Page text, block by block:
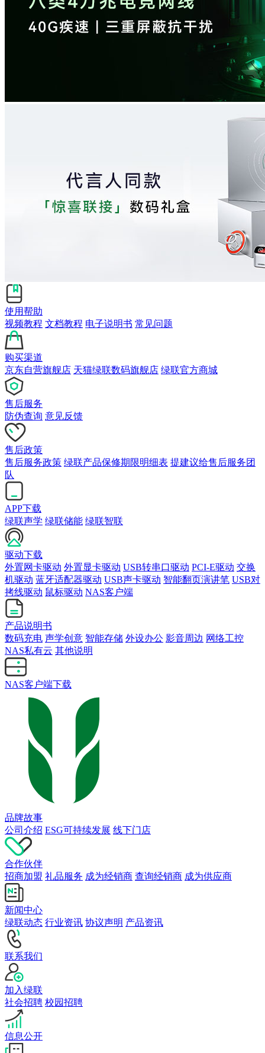
使用帮助
视频教程 文档教程 电子说明书 常见问题
购买渠道
京东自营旗舰店 天猫绿联数码旗舰店 绿联官方商城
售后服务
防伪查询 意见反馈
售后政策
售后服务政策 绿联产品保修期限明细表 提建议给售后服务团
队
APP下载
绿联声学 绿联储能 绿联智联
驱动下载
外置网卡驱动 外置显卡驱动 USB转串口驱动 PCI-E驱动 交换
机驱动 蓝牙适配器驱动 USB声卡驱动 智能翻页演讲笔 USB对
拷线驱动 鼠标驱动 NAS客户端
产品说明书
数码充电 声学创意 智能存储 外设办公 影音周边 网络工控
NAS私有云 其他说明
NAS客户端下载
品牌故事
公司介绍 ESG可持续发展 线下门店
合作伙伴
招商加盟 礼品服务 成为经销商 查询经销商 成为供应商
新闻中心
绿联动态 行业资讯 协议声明 产品资讯
联系我们
加入绿联
社会招聘 校园招聘
信息公开